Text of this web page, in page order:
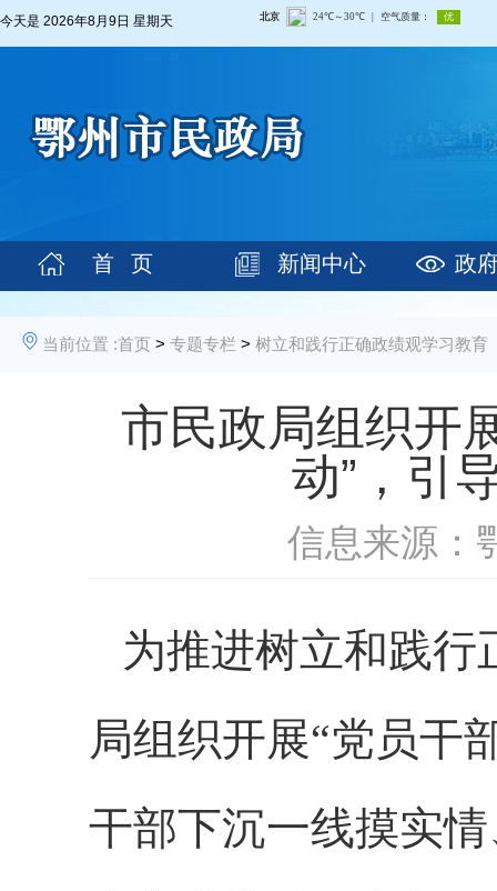
今天是 2026年8月9日 星期天
首 页 新闻中心 政
当前位置 :首页 > 专题专栏 > 树立和践行正确政绩观学习教育
市民政局组织开
动”，引
信息来源：
为推进树立和践行
局组织开展“党员干
干部下沉一线摸实